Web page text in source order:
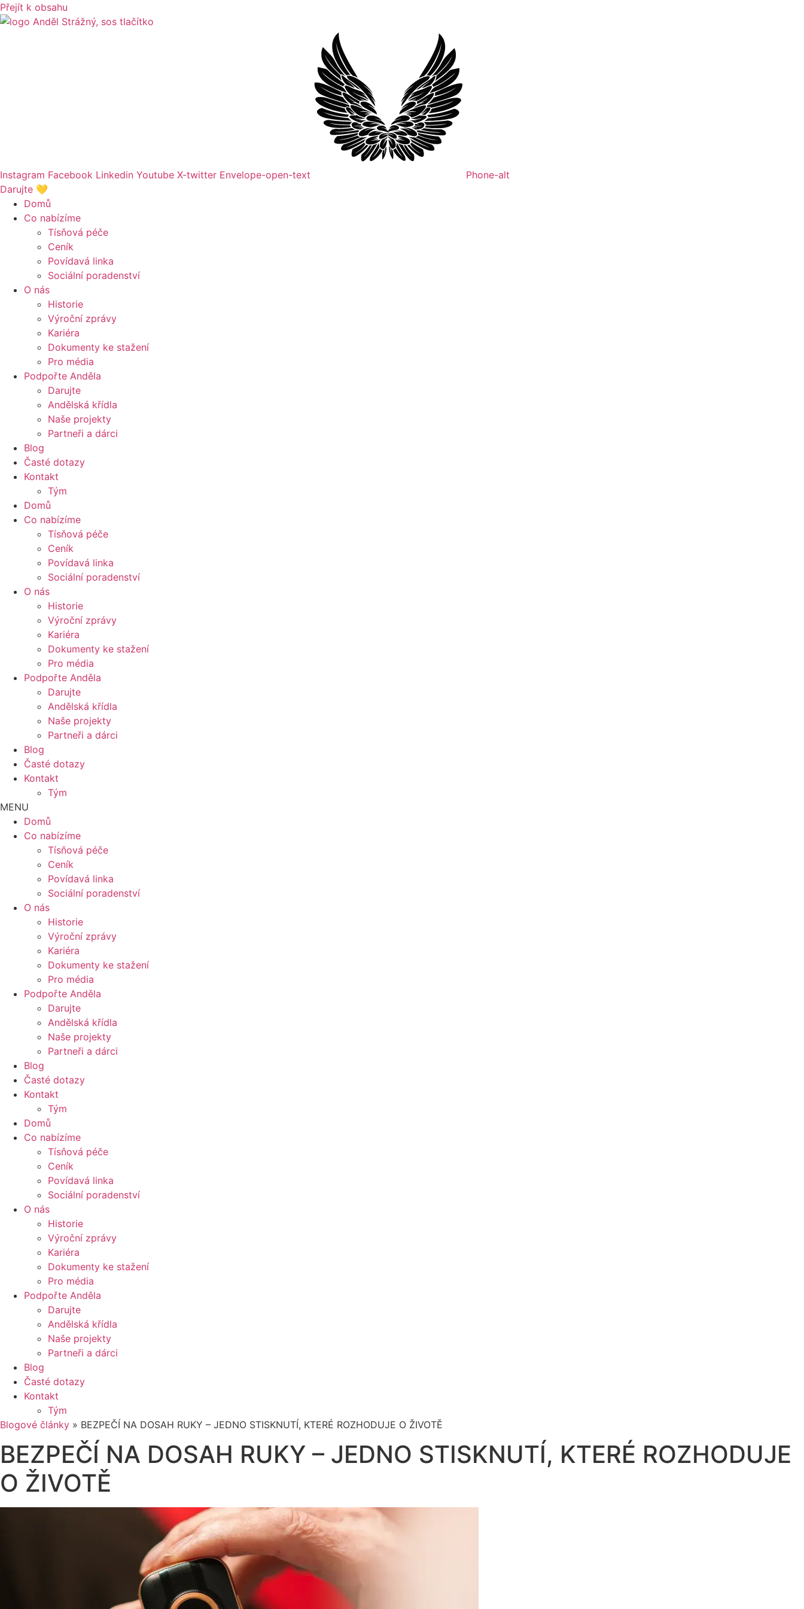
Přejít k obsahu
Instagram Facebook Linkedin Youtube X-twitter Envelope-open-text
Phone-alt
Darujte 💛
Domů
Co nabízíme
Tísňová péče
Ceník
Povídavá linka
Sociální poradenství
O nás
Historie
Výroční zprávy
Kariéra
Dokumenty ke stažení
Pro média
Podpořte Anděla
Darujte
Andělská křídla
Naše projekty
Partneři a dárci
Blog
Časté dotazy
Kontakt
Tým
Domů
Co nabízíme
Tísňová péče
Ceník
Povídavá linka
Sociální poradenství
O nás
Historie
Výroční zprávy
Kariéra
Dokumenty ke stažení
Pro média
Podpořte Anděla
Darujte
Andělská křídla
Naše projekty
Partneři a dárci
Blog
Časté dotazy
Kontakt
Tým
MENU
Domů
Co nabízíme
Tísňová péče
Ceník
Povídavá linka
Sociální poradenství
O nás
Historie
Výroční zprávy
Kariéra
Dokumenty ke stažení
Pro média
Podpořte Anděla
Darujte
Andělská křídla
Naše projekty
Partneři a dárci
Blog
Časté dotazy
Kontakt
Tým
Domů
Co nabízíme
Tísňová péče
Ceník
Povídavá linka
Sociální poradenství
O nás
Historie
Výroční zprávy
Kariéra
Dokumenty ke stažení
Pro média
Podpořte Anděla
Darujte
Andělská křídla
Naše projekty
Partneři a dárci
Blog
Časté dotazy
Kontakt
Tým
Blogové články » BEZPEČÍ NA DOSAH RUKY – JEDNO STISKNUTÍ, KTERÉ ROZHODUJE O ŽIVOTĚ
BEZPEČÍ NA DOSAH RUKY – JEDNO STISKNUTÍ, KTERÉ ROZHODUJE
O ŽIVOTĚ